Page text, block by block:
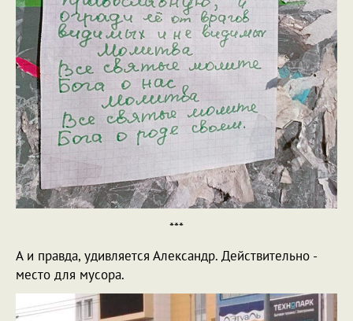
***
А и правда, удивляется Александр. Действительно -
место для мусора.